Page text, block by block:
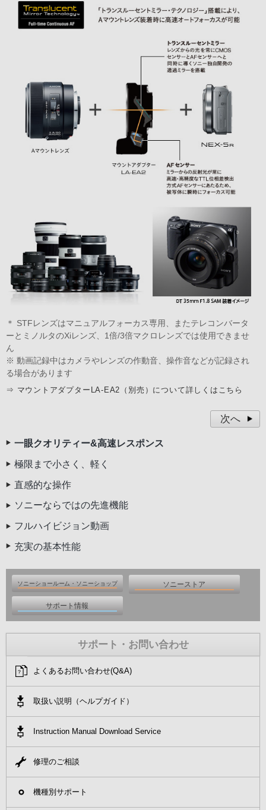
＊ STFレンズはマニュアルフォーカス専用、またテレコンバータ
ーとミノルタのXiレンズ、1倍/3倍マクロレンズでは使用できませ
ん
※ 動画記録中はカメラやレンズの作動音、操作音などが記録され
る場合があります
⇒ マウントアダプターLA-EA2（別売）について詳しくはこちら
次へ
一眼クオリティー&高速レスポンス
極限まで小さく、軽く
直感的な操作
ソニーならではの先進機能
フルハイビジョン動画
充実の基本性能
ソニーショールーム・ソニーショップ ソニーストア
サポート情報
ソニーショップ
ソニーストア オンライン
ソニーストア 銀座・名古屋・大阪
よくあるお問い合わせ(Q&A)
取扱説明書ダウンロード
修理のご相談
機種別サポート
レンズ・アクセサリー互換情報
サポート・お問い合わせ
よくあるお問い合わせ(Q&A)
取扱い説明（ヘルプガイド）
Instruction Manual Download Service
修理のご相談
機種別サポート